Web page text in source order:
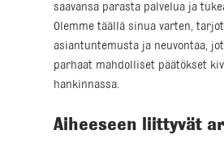
saavansa parasta palvelua ja
Olemme täällä sinua varten,
asiantuntemusta ja neuvontaa,
parhaat mahdolliset päätökset
hankinnassa.
Aiheeseen liittyvät